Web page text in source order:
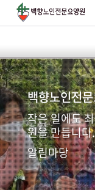
백향노인전
작은 일에도
원을 만듭니다.
알림마당